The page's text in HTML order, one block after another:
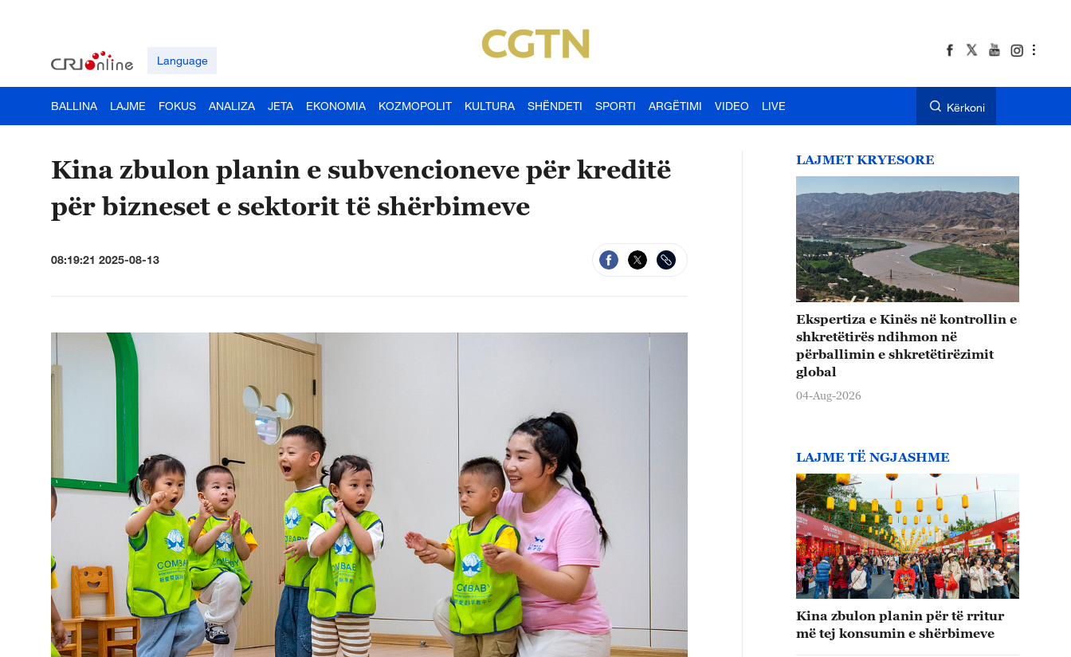
Language
BALLINA LAJME FOKUS ANALIZA JETA EKONOMIA KOZMOPOLIT KULTURA SHËNDETI SPORTI ARGËTIMI VIDEO LIVE Kërkoni
Kina zbulon planin e subvencioneve për kreditë
për bizneset e sektorit të shërbimeve
08:19:21 2025-08-13
LAJMET KRYESORE
Ekspertiza e Kinës në kontrollin e
shkretëtirës ndihmon në
përballimin e shkretëtirëzimit
global
04-Aug-2026
LAJME TË NGJASHME
Kina zbulon planin për të rritur
më tej konsumin e shërbimeve